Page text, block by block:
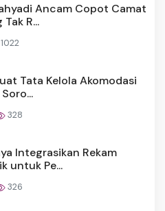
Ancam Copot Camat
R...
1022
Tata Kelola Akomodasi
328
Integrasikan Rekam
untuk Pe...
326